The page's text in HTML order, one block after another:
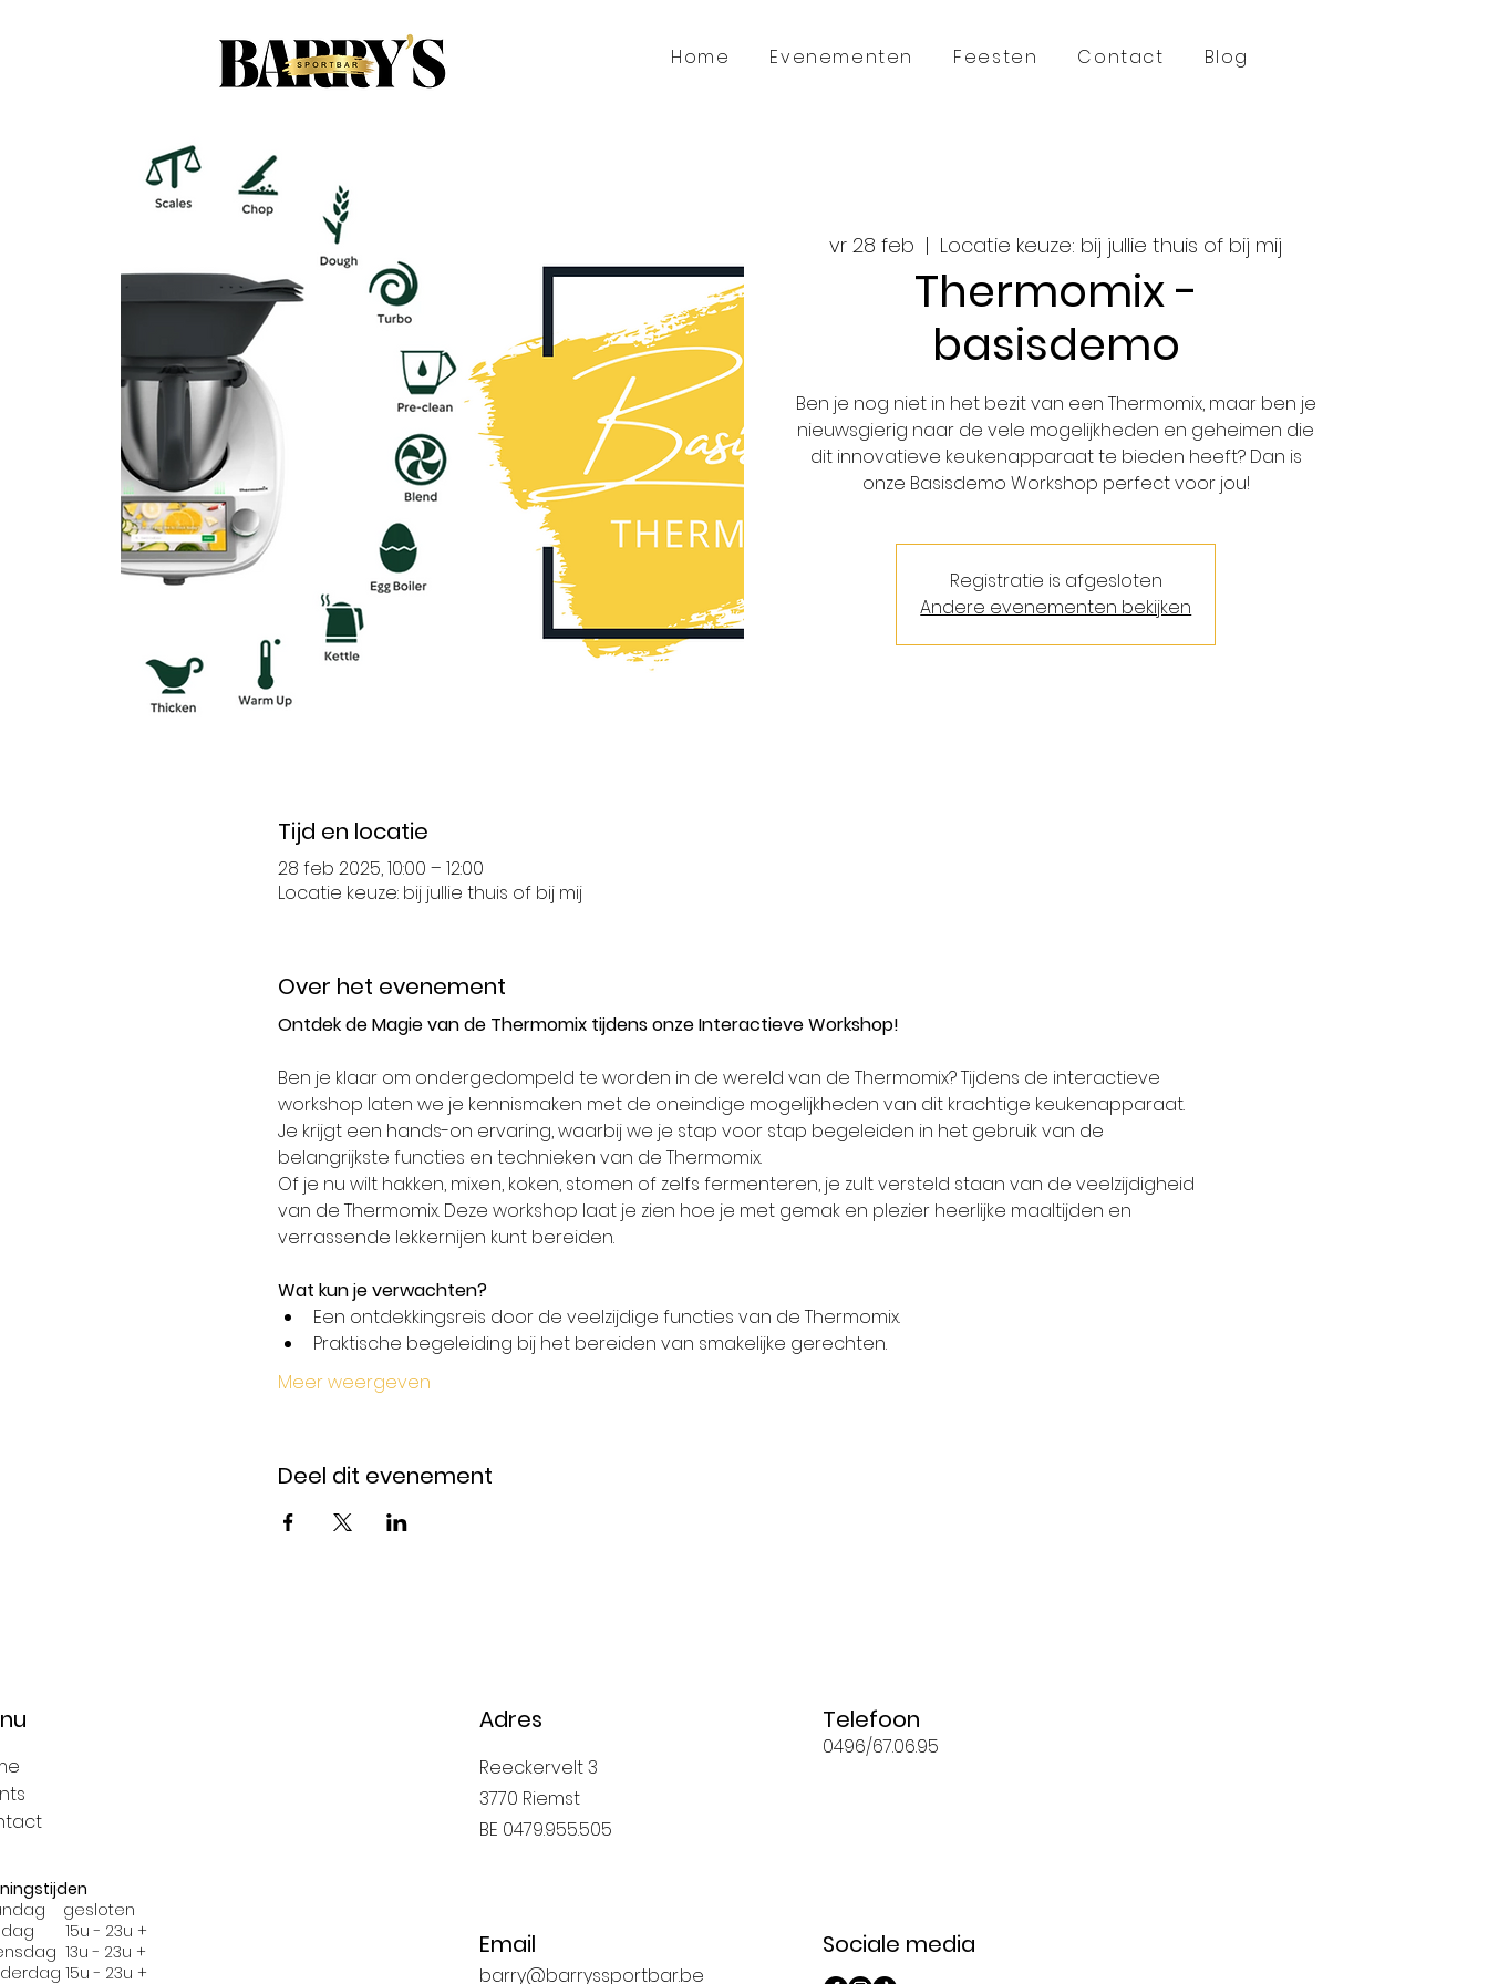
Home Evenementen Feesten Contact Blog
vr 28 feb
  |
Locatie keuze: bij jullie thuis of bij mij
Thermomix -
basisdemo
Ben je nog niet in het bezit van een Thermomix, maar ben je
nieuwsgierig naar de vele mogelijkheden en geheimen die
dit innovatieve keukenapparaat te bieden heeft? Dan is
onze Basisdemo Workshop perfect voor jou!
Registratie is afgesloten
Andere evenementen bekijken
Tijd en locatie
28 feb 2025, 10:00 – 12:00
Locatie keuze: bij jullie thuis of bij mij
Over het evenement
Ontdek de Magie van de Thermomix tijdens onze Interactieve Workshop!
Ben je klaar om ondergedompeld te worden in de wereld van de Thermomix? Tijdens de interactieve
workshop laten we je kennismaken met de oneindige mogelijkheden van dit krachtige keukenapparaat.
Je krijgt een hands-on ervaring, waarbij we je stap voor stap begeleiden in het gebruik van de
belangrijkste functies en technieken van de Thermomix.
Of je nu wilt hakken, mixen, koken, stomen of zelfs fermenteren, je zult versteld staan van de veelzijdigheid
van de Thermomix. Deze workshop laat je zien hoe je met gemak en plezier heerlijke maaltijden en
verrassende lekkernijen kunt bereiden.
Wat kun je verwachten?
Een ontdekkingsreis door de veelzijdige functies van de Thermomix.
Praktische begeleiding bij het bereiden van smakelijke gerechten.
Meer weergeven
Deel dit evenement
gesloten
15u - 23u +
13u - 23u +
15u - 23u +
Adres
Reeckervelt 3
3770 Riemst
BE 0479.955.505
Email
barry@barryssportbar.be
Telefoon
0496/67.06.95
Sociale media